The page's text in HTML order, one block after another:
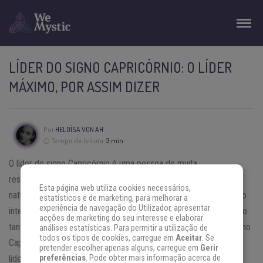
LÍDER DO SIGNO CAPRICÓRNIO: O LÍDER
MÁXIMO, POR ASSIM DIZER
Por HELOÍSA VON AH
Tempo de leitura: 3 min
O líder do signo Capricórnio é uma pessoa de muita
responsabilidade, tradicional e, muitas vezes, é muito sério por
natureza. Os indivíduos do signo Capricórnio possuem um estado
interno de independência que permite um progresso significativo
tanto em suas vidas pessoais, como profissionais. O líder do signo
Capricórnio é mestre do autocontrole e tem a capacidade de
liderar o caminho, fazer planos sólidos e realistas e gerenciar
Esta página web utiliza cookies necessários,
estatísticos e de marketing, para melhorar a
experiência de navegação do Utilizador, apresentar
acções de marketing do seu interesse e elaborar
análises estatísticas. Para permitir a utilização de
todos os tipos de cookies, carregue em Aceitar. Se
pretender escolher apenas alguns, carregue em Gerir
preferências. Pode obter mais informação acerca de